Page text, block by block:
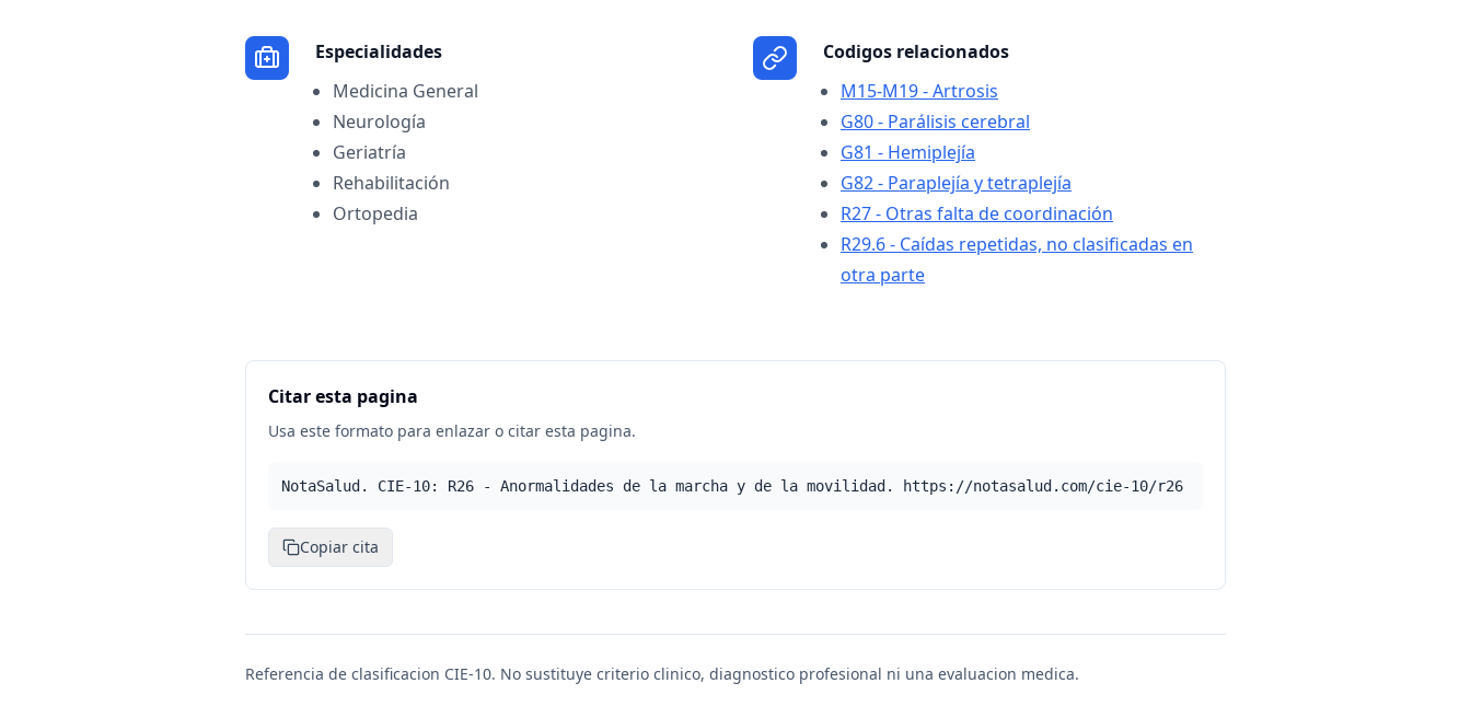
Especialidades
Medicina General
Neurología
Geriatría
Rehabilitación
Ortopedia
Codigos relacionados
M15-M19 - Artrosis
G80 - Parálisis cerebral
G81 - Hemiplejía
G82 - Paraplejía y tetraplejía
R27 - Otras falta de coordinación
R29.6 - Caídas repetidas, no clasificadas en
otra parte
Citar esta pagina
Usa este formato para enlazar o citar esta pagina.
NotaSalud. CIE-10: R26 - Anormalidades de la marcha y de la movilidad. https://notasalud.com/cie-10/r26
Copiar cita
Referencia de clasificacion CIE-10. No sustituye criterio clinico, diagnostico profesional ni una evaluacion medica.